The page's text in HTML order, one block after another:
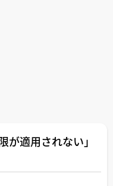
が適用されない」